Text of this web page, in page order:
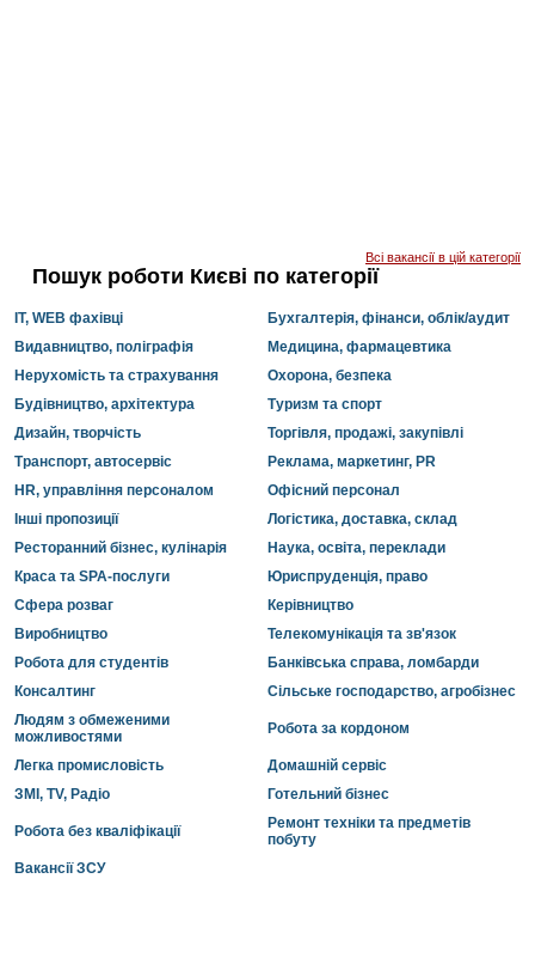
Всі вакансії в цій категорії
Пошук роботи Києві по категорії
IT, WEB фахівці
Бухгалтерія, фінанси, облік/аудит
Видавництво, поліграфія
Медицина, фармацевтика
Нерухомість та страхування
Охорона, безпека
Будівництво, архітектура
Туризм та спорт
Дизайн, творчість
Торгівля, продажі, закупівлі
Транспорт, автосервіс
Реклама, маркетинг, PR
HR, управління персоналом
Офісний персонал
Інші пропозиції
Логістика, доставка, склад
Ресторанний бізнес, кулінарія
Наука, освіта, переклади
Краса та SPA-послуги
Юриспруденція, право
Сфера розваг
Керівництво
Виробництво
Телекомунікація та зв'язок
Робота для студентів
Банківська справа, ломбарди
Консалтинг
Сільське господарство, агробізнес
Людям з обмеженими
можливостями
Робота за кордоном
Легка промисловість
Домашній сервіс
ЗМІ, TV, Радіо
Готельний бізнес
Робота без кваліфікації
Ремонт техніки та предметів
побуту
Вакансії ЗСУ